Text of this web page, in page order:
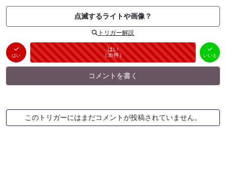
点滅するライトや画像？
トリガー解説
はい
はい
（39件） 未投票
いいえ
（ 0件）
いいえ
コメントを書く
このトリガーにはまだコメントが投稿されていません。